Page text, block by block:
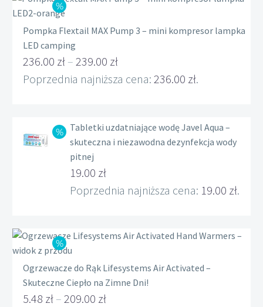
Pompka Flextail MAX Pump 3 – mini kompresor lampka
LED camping
236.00 zł – 239.00 zł
Zakres
236.00 zł
do
Poprzednia najniższa cena: 236.00 zł.
Tabletki uzdatniające wodę Javel Aqua –
skuteczna i niezawodna dezynfekcja wody
pitnej
Pierwotna
cena
19.00 zł
Aktualna
19.00 zł.
Poprzednia najniższa cena: 19.00 zł.
Ogrzewacze do Rąk Lifesystems Air Activated –
Skuteczne Ciepło na Zimne Dni!
5.48 zł – 209.00 zł